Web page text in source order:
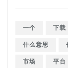
一个 下载
什么意思
市场
平台